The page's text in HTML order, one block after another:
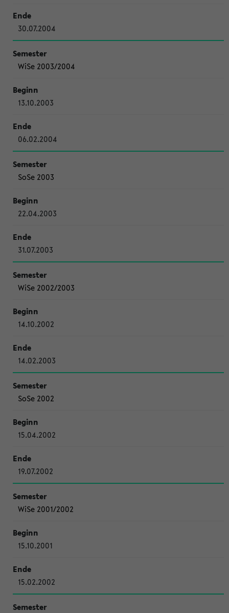
30.07.2004
WiSe 2003/2004
13.10.2003
06.02.2004
SoSe 2003
22.04.2003
31.07.2003
WiSe 2002/2003
14.10.2002
14.02.2003
SoSe 2002
15.04.2002
19.07.2002
WiSe 2001/2002
15.10.2001
15.02.2002